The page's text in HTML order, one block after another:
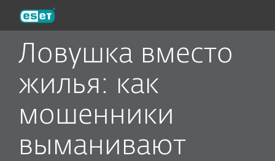
Ловушка вместо
жилья: как
мошенники
выманивают
ESET